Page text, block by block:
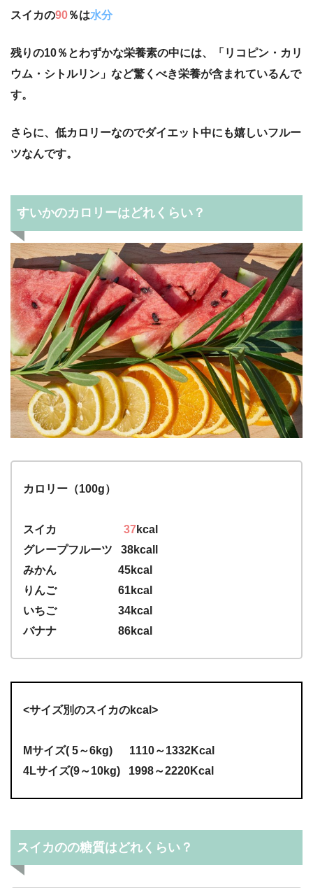
スイカの90％は水分
残りの10％とわずかな栄養素の中には、「リコピン・カリ
ウム・シトルリン」など驚くべき栄養が含まれているんで
す。
さらに、低カロリーなのでダイエット中にも嬉しいフルー
ツなんです。
すいかのカロリーはどれくらい？
カロリー（100g）
スイカ 37kcal
グレープフルーツ 38kcall
みかん 45kcal
りんご 61kcal
いちご 34kcal
バナナ 86kcal
<サイズ別のスイカのkcal>
Mサイズ( 5～6kg) 1110～1332Kcal
4Lサイズ(9～10kg) 1998～2220Kcal
スイカのの糖質はどれくらい？